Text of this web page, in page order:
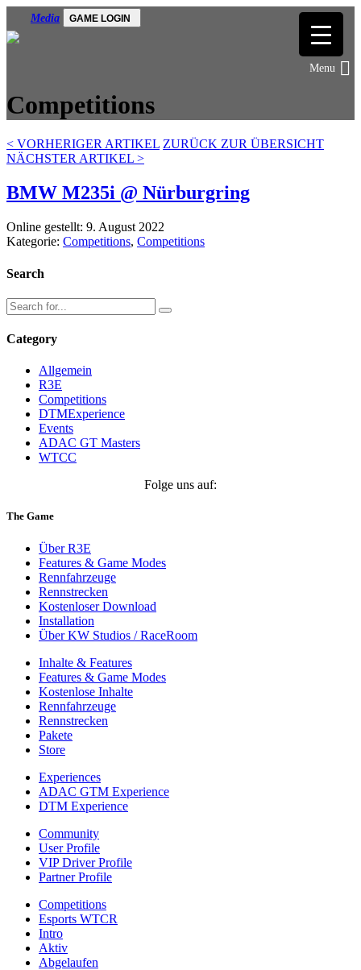
Media GAME LOGIN
Competitions
< VORHERIGER ARTIKEL ZURÜCK ZUR ÜBERSICHT
NÄCHSTER ARTIKEL >
BMW M235i @ Nürburgring
Online gestellt: 9. August 2022
Kategorie: Competitions, Competitions
Search
Category
Allgemein
R3E
Competitions
DTMExperience
Events
ADAC GT Masters
WTCC
Folge uns auf:
The Game
Über R3E
Features & Game Modes
Rennfahrzeuge
Rennstrecken
Kostenloser Download
Installation
Über KW Studios / RaceRoom
Inhalte & Features
Features & Game Modes
Kostenlose Inhalte
Rennfahrzeuge
Rennstrecken
Pakete
Store
Experiences
ADAC GTM Experience
DTM Experience
Community
User Profile
VIP Driver Profile
Partner Profile
Competitions
Esports WTCR
Intro
Aktiv
Abgelaufen